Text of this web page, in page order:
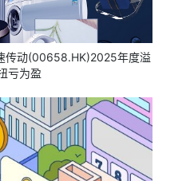
传动(00658.HK)2025年度溢
亏为盈